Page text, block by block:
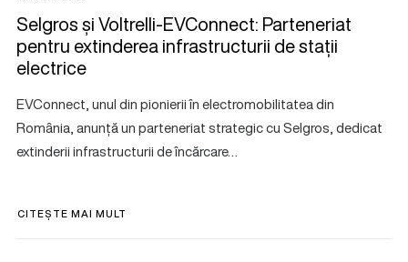
Selgros și Voltrelli-EVConnect: Parteneriat
pentru extinderea infrastructurii de stații
electrice
EVConnect, unul din pionierii în electromobilitatea din
România, anunță un parteneriat strategic cu Selgros, dedicat
extinderii infrastructurii de încărcare…
CITEȘTE MAI MULT